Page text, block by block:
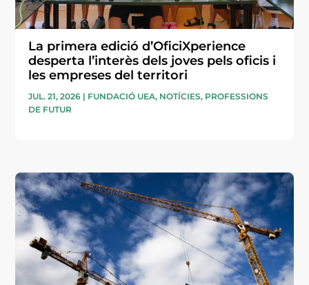
La primera edició d’OficiXperience
desperta l’interès dels joves pels oficis i
les empreses del territori
JUL. 21, 2026 | FUNDACIÓ UEA, NOTÍCIES, PROFESSIONS
DE FUTUR